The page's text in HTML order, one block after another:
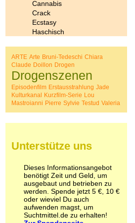
Cannabis
Crack
Ecstasy
Haschisch
Koffein
Kokain
Lachgas
LSD
Marihuana
Medikamente
Metamphetamin
Morphin
Nikotin
Opium
Pilze
Poppers
Psychopharmaka
Schlafmittel
Schmerzmittel
ARTE Arte Bruni-Tedeschi Chiara
Claude Doillon Drogen
Drogenszenen
Episodenfilm Erstausstrahlung Jade
Kulturkanal Kurzfilm-Serie Lou
Mastroianni Pierre Sylvie Testud Valeria
Unterstütze uns
Dieses Informationsangebot
benötigt Zeit und Geld, um
ausgebaut und betrieben zu
werden. Spende jetzt 5 €, 10 €
oder wieviel Du auch
aufwenden magst, um
Suchtmittel.de zu erhalten!